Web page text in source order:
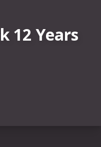
12 Years